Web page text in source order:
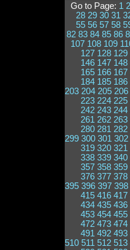
Go to Page: 1 2
28 29 30 31
55 56 57 58
82 83 84 85 86
107 108 109
127 128 129
146 147 148
165 166 167
184 185 186
203 204 205 206
223 224 225
242 243 244
261 262 263
280 281 282
299 300 301 302
319 320 321
338 339 340
357 358 359
376 377 378
395 396 397 398
415 416 417
434 435 436
453 454 455
472 473 474
491 492 493
510 511 512 513